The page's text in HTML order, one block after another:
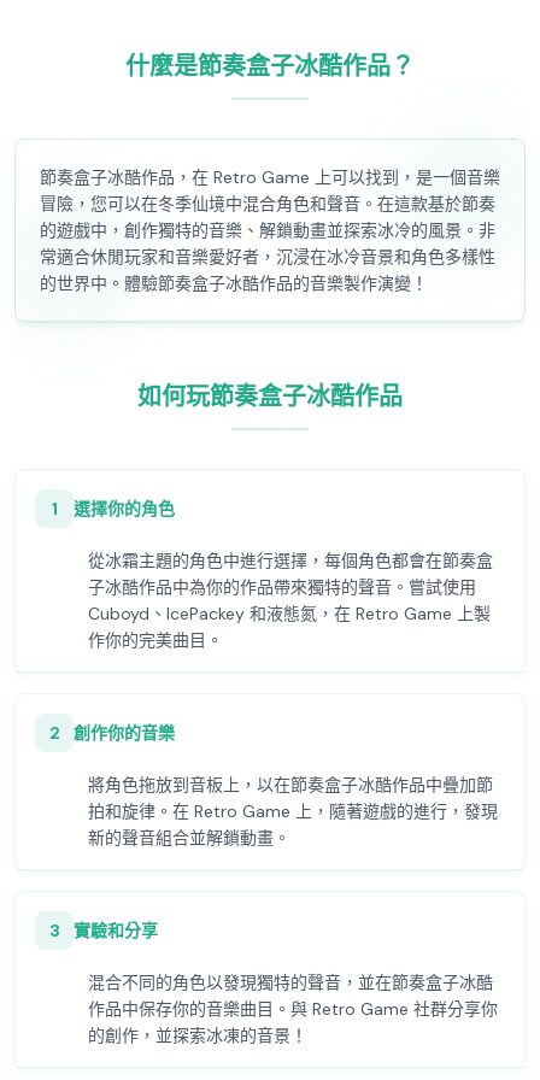
什麼是節奏盒子冰酷作品？
節奏盒子冰酷作品，在 Retro Game 上可以找到，是一個音樂
冒險，您可以在冬季仙境中混合角色和聲音。在這款基於節奏
的遊戲中，創作獨特的音樂、解鎖動畫並探索冰冷的風景。非
常適合休閒玩家和音樂愛好者，沉浸在冰冷音景和角色多樣性
的世界中。體驗節奏盒子冰酷作品的音樂製作演變！
如何玩節奏盒子冰酷作品
1 選擇你的角色
從冰霜主題的角色中進行選擇，每個角色都會在節奏盒
子冰酷作品中為你的作品帶來獨特的聲音。嘗試使用
Cuboyd、IcePackey 和液態氮，在 Retro Game 上製
作你的完美曲目。
2 創作你的音樂
將角色拖放到音板上，以在節奏盒子冰酷作品中疊加節
拍和旋律。在 Retro Game 上，隨著遊戲的進行，發現
新的聲音組合並解鎖動畫。
3 實驗和分享
混合不同的角色以發現獨特的聲音，並在節奏盒子冰酷
作品中保存你的音樂曲目。與 Retro Game 社群分享你
的創作，並探索冰凍的音景！